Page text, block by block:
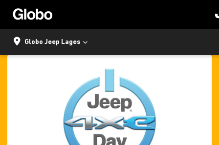
Globo Jeep Lages